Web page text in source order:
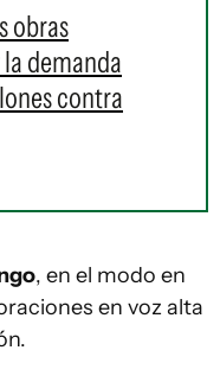
obras
demanda
contra
, en el modo en
en voz alta